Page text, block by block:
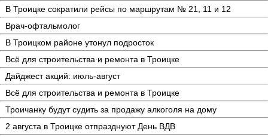
В Троицке сократили рейсы по маршрутам № 21, 11 и 12
Врач-офтальмолог
В Троицком районе утонул подросток
Всё для строительства и ремонта в Троицке
Дайджест акций: июль-август
Всё для строительства и ремонта в Троицке
Троичанку будут судить за продажу алкоголя на дому
2 августа в Троицке отпразднуют День ВДВ